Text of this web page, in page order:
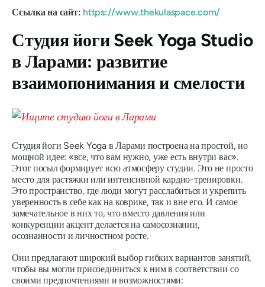
Ссылка на сайт: https://www.thekulaspace.com/
Студия йоги Seek Yoga Studio
в Ларами: развитие
взаимопонимания и смелости
Студия йоги Seek Yoga в Ларами построена на простой, но
мощной идее: «все, что вам нужно, уже есть внутри вас».
Этот посыл формирует всю атмосферу студии. Это не просто
место для растяжки или интенсивной кардио-тренировки.
Это пространство, где люди могут расслабиться и укрепить
уверенность в себе как на коврике, так и вне его. И самое
замечательное в них то, что вместо давления или
конкуренции акцент делается на самосознании,
осознанности и личностном росте.
Они предлагают широкий выбор гибких вариантов занятий,
чтобы вы могли присоединиться к ним в соответствии со
своими предпочтениями и возможностями: